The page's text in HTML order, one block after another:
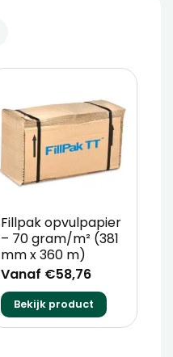
Fillpak opvulpapier
– 70 gram/m² (381
mm x 360 m)
Vanaf €58,76
Bekijk product